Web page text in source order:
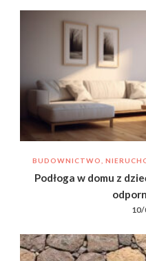
BUDOWNICTWO,
Podłoga w domu z
10/